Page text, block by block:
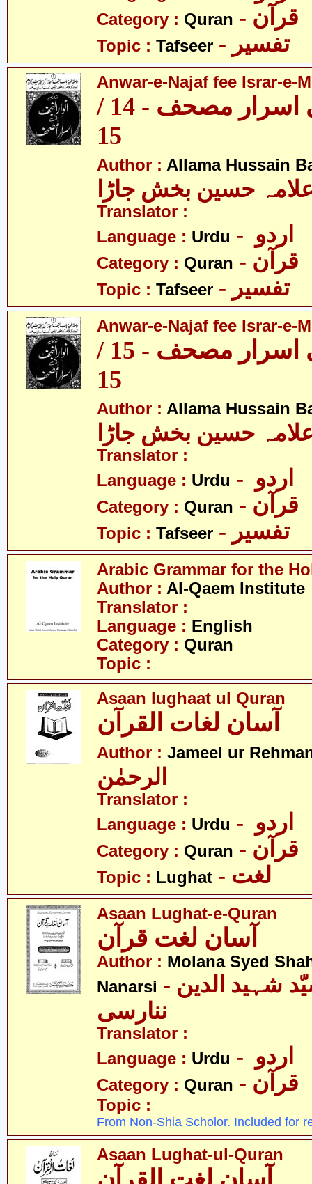
Category : Quran - قرآن
Topic : Tafseer - تفسیر
Anwar-e-Najaf fee Israr-e-
انوار نجف فی اسرار مصحف - 14 /
15
Author : Allama Hussain
حسین بخش جاڑا
Translator :
Language : Urdu
Category : Quran - قرآن
Topic : Tafseer - تفسیر
Anwar-e-Najaf fee Israr-e-
انوار نجف فی اسرار مصحف - 15 /
15
Author : Allama Hussain
حسین بخش جاڑا
Translator :
Language : Urdu
Category : Quran - قرآن
Topic : Tafseer - تفسیر
Arabic Grammar for the
Author : Al-Qaem Institute
Translator :
Language : English
Category : Quran
Topic :
Asaan lughaat ul Quran
آسان لغات القرآن
Author : Jameel ur
الرحمٰن
Translator :
Language : Urdu
Category : Quran - قرآن
Topic : Lughat - لغت
Asaan Lughat-e-Quran
Author : Molana Syed
Nanarsi - مولانا سیّد شہید الدین
ننارسی
Translator :
Language : Urdu
Category : Quran - قرآن
Topic :
From Non-Shia Scholor. Included for
Asaan Lughat-ul-Quran